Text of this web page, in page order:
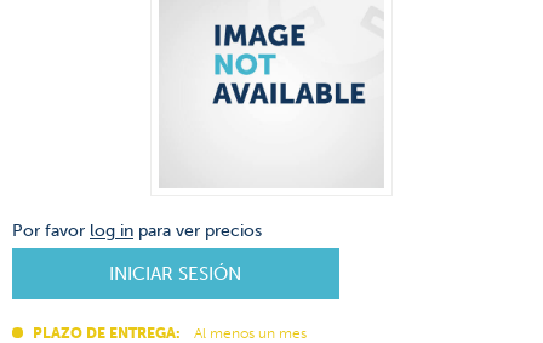
Por favor log in para ver precios
INICIAR SESIÓN
PLAZO DE ENTREGA: Al menos un mes